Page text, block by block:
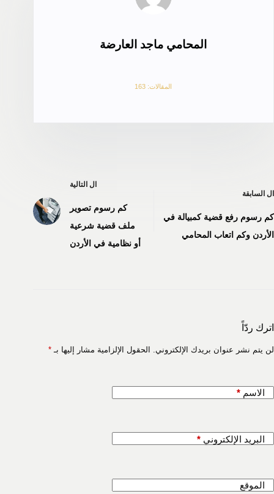
المحامي ماجد العارضة
المقالات: 163
ال السابقة
كم رسوم رفع قضية كمبيالة في
الأردن وكم اتعاب المحامي
ال التالية
كم رسوم تصوير
ملف قضية شرعية
أو نظامية في الأردن
اترك ردّاً
لن يتم نشر عنوان بريدك الإلكتروني. الحقول الإلزامية مشار إليها بـ *
الاسم *
البريد الإلكتروني *
الموقع